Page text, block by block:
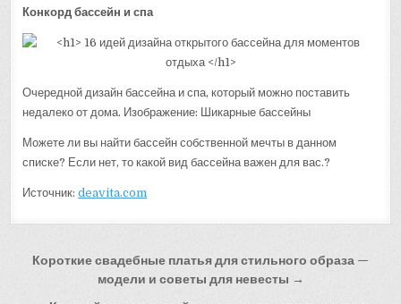
Конкорд бассейн и спа
Очередной дизайн бассейна и спа, который можно поставить
недалеко от дома. Изображение: Шикарные бассейны
Можете ли вы найти бассейн собственной мечты в данном
списке? Если нет, то какой вид бассейна важен для вас.?
Источник:deavita.com
Навигация
Короткие свадебные платья для стильного образа —
модели и советы для невесты →